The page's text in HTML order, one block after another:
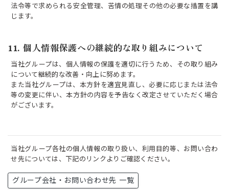
法令等で求められる安全管理、苦情の処理その他の必要な措置を講
じます。
11. 個人情報保護への継続的な取り組みについて
当社グループは、個人情報の保護を適切に行うため、その取り組み
について継続的な改善・向上に努めます。
また当社グループは、本方針を適宜見直し、必要に応じまたは法令
等の変更に伴い、本方針の内容を予告なく改定させていただく場合
がございます。
当社グループ各社の個人情報の取り扱い、利用目的等、お問い合わ
せ先については、下記のリンクよりご確認ください。
グループ会社・お問い合わせ先 一覧